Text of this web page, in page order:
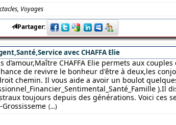
Voyages
Partager:
avec CHAFFA Elie
CHAFFA Elie permets aux couples
de revivre le bonheur d'être à deux,les
chemin. Il vous aide a avoir un boulot
).Il
toujours depuis des générations. Voici ces
(...)